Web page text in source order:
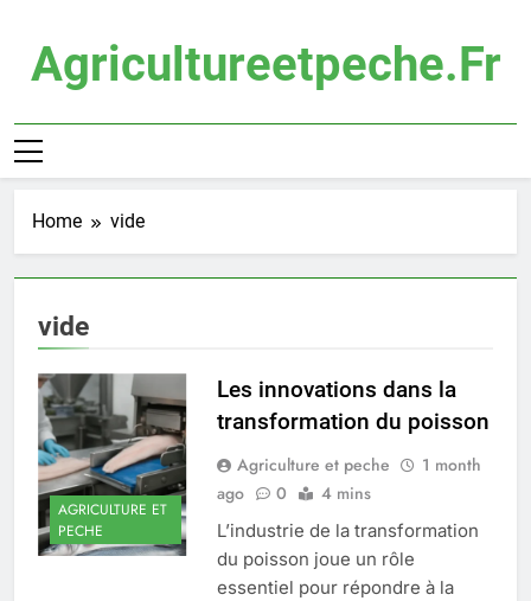
contentAgricultureetpeche.fr
Home vide
vide
AGRICULTURE ET
PECHE
Les innovations dans la
transformation du poisson
Agriculture et peche
1 month
ago
0 4 mins
L’industrie de la transformation
du poisson joue un rôle
essentiel pour répondre à la